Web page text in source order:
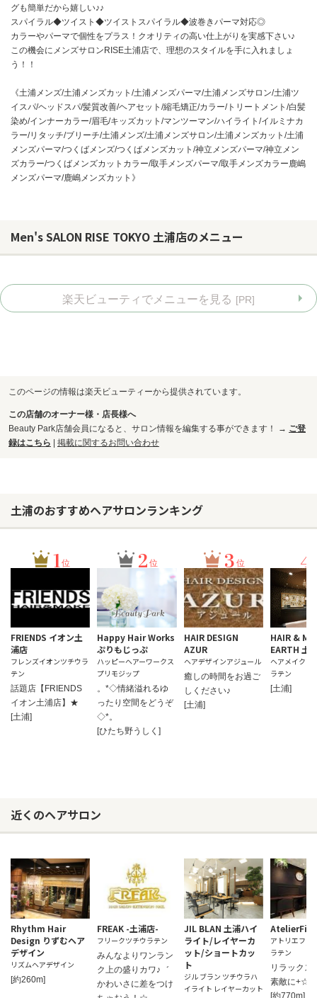
お問い合わせ
グも簡単だから嬉しい♪♪
スパイラル◆ツイスト◆ツイストスパイラル◆波巻きパーマ対応◎
カラーやパーマで個性をプラス！クオリティの高い仕上がりを実感下さい♪
この機会にメンズサロンRISE土浦店で、理想のスタイルを手に入れましょ
う！！
《土浦メンズ/土浦メンズカット/土浦メンズパーマ/土浦メンズサロン/土浦ツ
イスパ/ヘッドスパ/髪質改善/ヘアセット/縮毛矯正/カラー/トリートメント/白髪
染め/インナーカラー/眉毛/キッズカット/マンツーマン/ハイライト/イルミナカ
ラー/リタッチ/ブリーチ/土浦メンズ/土浦メンズサロン/土浦メンズカット/土浦
メンズパーマ/つくばメンズ/つくばメンズカット/神立メンズパーマ/神立メン
ズカラー/つくばメンズカットカラー/取手メンズパーマ/取手メンズカラー鹿嶋
メンズパーマ/鹿嶋メンズカット》
Men's SALON RISE TOKYO 土浦店のメニュー
楽天ビューティでメニューを見る [PR]
このページの情報は楽天ビューティーから提供されています。
この店舗のオーナー様・店長様へ
Beauty Park店舗会員になると、サロン情報を編集する事ができます！ → ご登
録はこちら
掲載に関するお問い合わせ
土浦のおすすめヘアサロンランキング
1位
FRIENDS イオン土
浦店
フレンズイオンツチウラ
テン
話題店【FRIENDS
イオン土浦店】★
[土浦]
2 位
Happy Hair Works
ぷりもじっぷ
ハッピーヘアーワークス
プリモジップ
。*◇情緒溢れるゆ
ったり空間をどうぞ
◇*。
[ひたち野うしく]
3 位
HAIR DESIGN
AZUR
ヘアデザインアジュール
癒しの時間をお過ご
しください♪
[土浦]
4
HAIR &
EARTH 土
ヘアメイクア
ラテン
[土浦]
近くのヘアサロン
Rhythm Hair
Design りずむヘア
デザイン
リズムヘアデザイン
[約260m]
FREAK -土浦店-
フリークツチウラテン
みんなよりワンラン
ク上の盛りカワ♪゛
かわいさに差をつけ
JIL BLAN 土浦ハイ
ライト/レイヤーカ
ット/ショートカッ
ト
ジル ブラン ツチウラハ
イライト レイヤーカット
アトリエファ
ラテン
リラックス
素敵に+☆
[約770m]